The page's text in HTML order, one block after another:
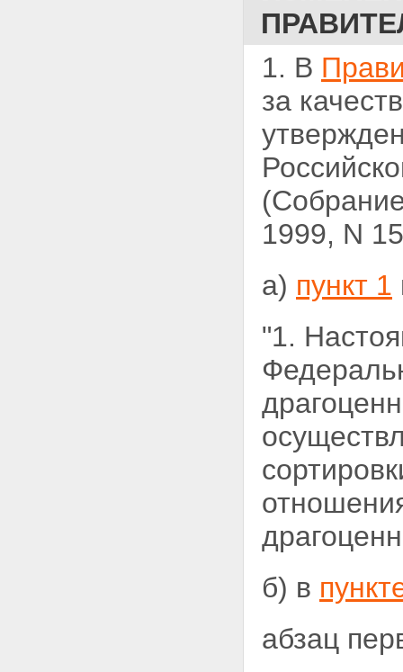
1. В
за
1999, N
а) пункт 1
"1.
б) в
абзац